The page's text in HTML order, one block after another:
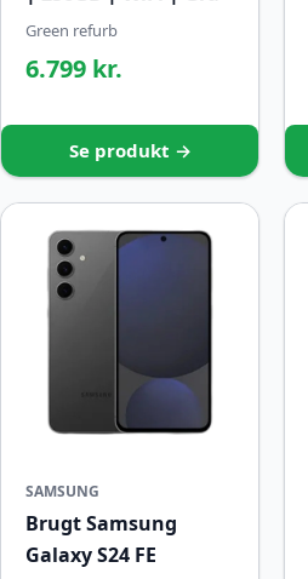
Green refurb
6.799 kr.
Se produkt →
SAMSUNG
Brugt Samsung
Galaxy S24 FE